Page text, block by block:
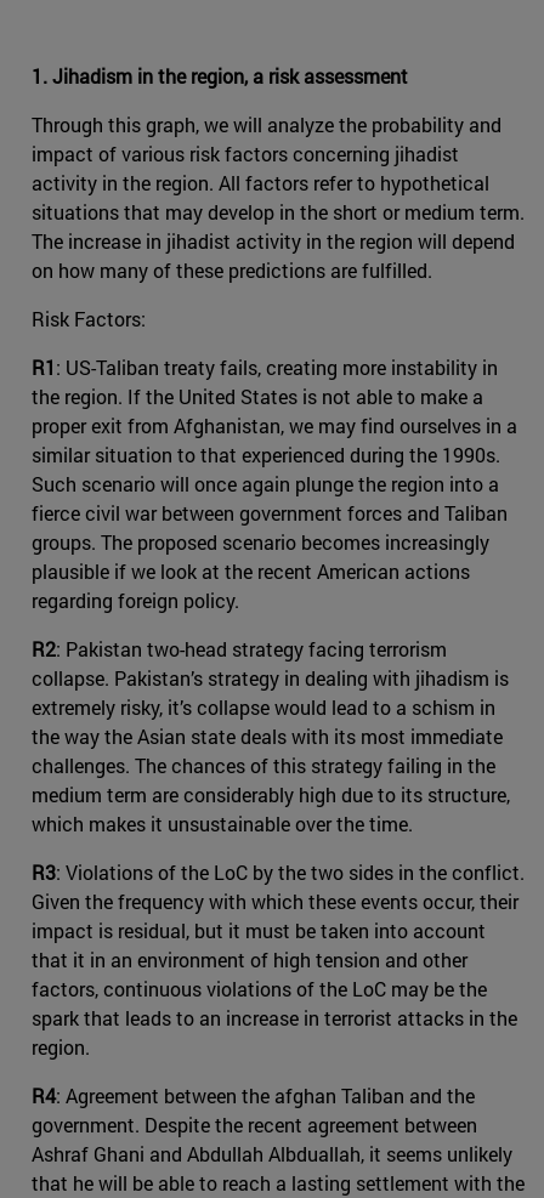
1. Jihadism in the region, a risk assessment
Through this graph, we will analyze the probability and
impact of various risk factors concerning jihadist
activity in the region. All factors refer to hypothetical
situations that may develop in the short or medium term.
The increase in jihadist activity in the region will depend
on how many of these predictions are fulfilled.
Risk Factors:
R1: US-Taliban treaty fails, creating more instability in
the region. If the United States is not able to make a
proper exit from Afghanistan, we may find ourselves in a
similar situation to that experienced during the 1990s.
Such scenario will once again plunge the region into a
fierce civil war between government forces and Taliban
groups. The proposed scenario becomes increasingly
plausible if we look at the recent American actions
regarding foreign policy.
R2: Pakistan two-head strategy facing terrorism
collapse. Pakistan’s strategy in dealing with jihadism is
extremely risky, it’s collapse would lead to a schism in
the way the Asian state deals with its most immediate
challenges. The chances of this strategy failing in the
medium term are considerably high due to its structure,
which makes it unsustainable over the time.
R3: Violations of the LoC by the two sides in the conflict.
Given the frequency with which these events occur, their
impact is residual, but it must be taken into account
that it in an environment of high tension and other
factors, continuous violations of the LoC may be the
spark that leads to an increase in terrorist attacks in the
region.
R4: Agreement between the afghan Taliban and the
government. Despite the recent agreement between
Ashraf Ghani and Abdullah Albduallah, it seems unlikely
that he will be able to reach a lasting settlement with the